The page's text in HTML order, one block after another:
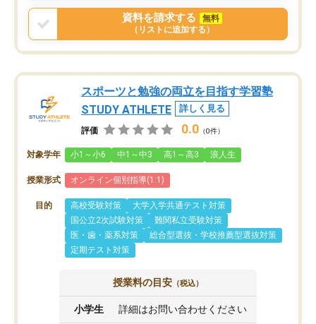
資料を請求する
無料
（リストに追加する）
スポーツと勉強の両立を目指す学習塾
STUDY ATHLETE
詳しく見る
評価 0.0 （0件）
対象学年 小1～小6 中1～中3 高1～高3 浪人生
授業形式 オンライン個別指導(1:1)
目的 高校受験対策
大学入学共通テスト対策
国公立2次試験対策
難関私立受験対策
医・歯・薬系対策
総合型選抜・学校推薦型選抜対策
定期テスト対策
授業料の目安 （税込）
小学生 詳細はお問い合わせください